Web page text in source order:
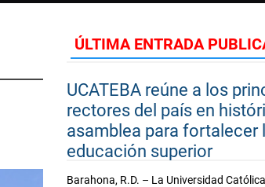
ÚLTIMA ENTRADA
UCATEBA reúne a los
rectores del país en
asamblea para fortalecer
educación superior
Barahona, R.D. – La Universidad Católica